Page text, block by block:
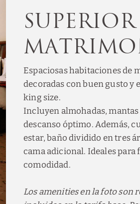
Superior
Espaciosas habitaciones de
decoradas con buen gusto y
king size.
Incluyen almohadas,
descanso óptimo. Además,
estar, baño dividido en tres
cama adicional. Ideales para
comodidad.
Los amenities en la foto son